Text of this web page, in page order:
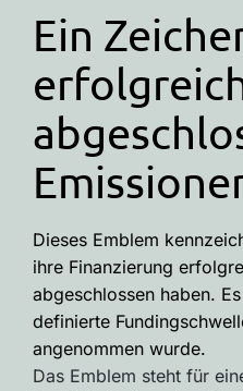
Ein
Dieses Emblem
ihre Finanzierung
abgeschlossen haben.
definierte
angenommen wurde.
Das Emblem steht für